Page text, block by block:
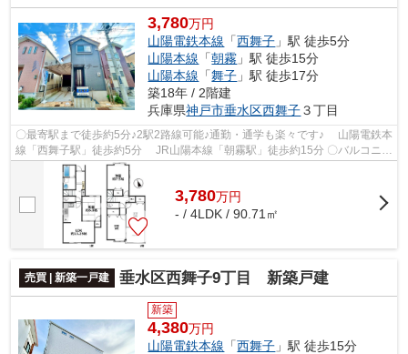
3,780万円
山陽電鉄本線 「西舞子 」駅 徒歩5分
山陽本線 「朝霧 」駅 徒歩15分
山陽本線 「舞子 」駅 徒歩17分
築18年 / 2階建
兵庫県神戸市垂水区西舞子３丁目
〇最寄駅まで徒歩約5分♪2駅2路線可能♪通勤・通学も楽々です♪ 山陽電鉄本
線「西舞子駅」徒歩約5分 JR山陽本線「朝霧駅」徒歩約15分 〇バルコニー
もカースペースも屋根付です♪ 〇徒...
3,780万円
- / 4LDK / 90.71㎡
売買 | 新築一戸建 垂水区西舞子9丁目 新築戸建
新築
4,380万円
山陽電鉄本線 「西舞子 」駅 徒歩15分